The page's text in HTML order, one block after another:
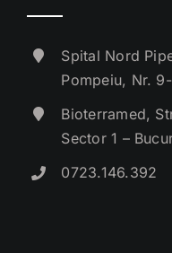
Spital Nord
Pompeiu, Nr.
Bioterramed,
Sector 1 –
0723.146.392